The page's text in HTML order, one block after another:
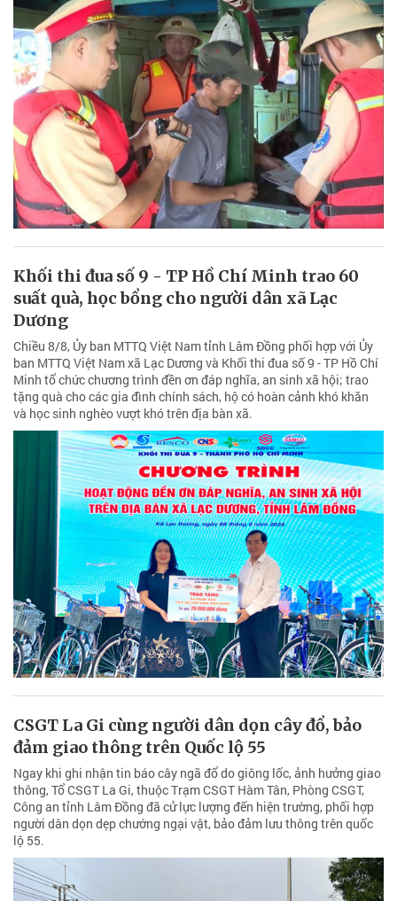
Khối thi đua số 9 - TP Hồ Chí Minh trao 60
suất quà, học bổng cho người dân xã Lạc
Dương
Chiều 8/8, Ủy ban MTTQ Việt Nam tỉnh Lâm Đồng phối hợp với Ủy
ban MTTQ Việt Nam xã Lạc Dương và Khối thi đua số 9 - TP Hồ Chí
Minh tổ chức chương trình đền ơn đáp nghĩa, an sinh xã hội; trao
tặng quà cho các gia đình chính sách, hộ có hoàn cảnh khó khăn
và học sinh nghèo vượt khó trên địa bàn xã.
CSGT La Gi cùng người dân dọn cây đổ, bảo
đảm giao thông trên Quốc lộ 55
Ngay khi ghi nhận tin báo cây ngã đổ do giông lốc, ảnh hưởng giao
thông, Tổ CSGT La Gi, thuộc Trạm CSGT Hàm Tân, Phòng CSGT,
Công an tỉnh Lâm Đồng đã cử lực lượng đến hiện trường, phối hợp
người dân dọn dẹp chướng ngại vật, bảo đảm lưu thông trên quốc
lộ 55.